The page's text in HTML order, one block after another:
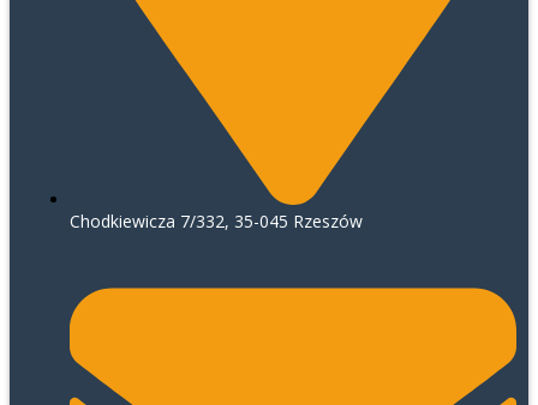
Chodkiewicza 7/332, 35-045 Rzeszów